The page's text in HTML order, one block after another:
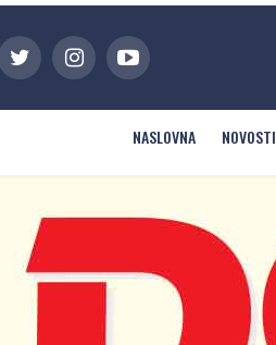
NASLOVNA NOVOSTI